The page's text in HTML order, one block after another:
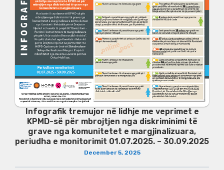
Infografik tremujor në lidhje me veprimet e
KPMD-së për mbrojtjen nga diskriminimi të
grave nga komunitetet e margjinalizuara,
periudha e monitorimit 01.07.2025. – 30.09.2025
December 5, 2025